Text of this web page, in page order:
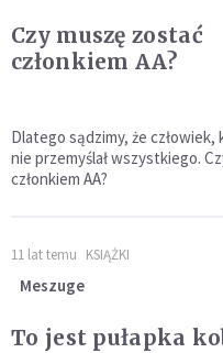
Czy muszę zostać
członkiem AA?
Dlatego sądzimy, że
nie przemyślał wszystkiego.
członkiem AA?
11 lat temu KSIĄŻKI
Meszuge
To jest pułapka